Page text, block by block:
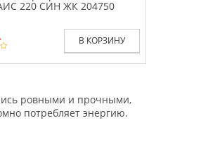
220 СИН ЖК 204750
В КОРЗИНУ
ровными и прочными,
потребляет энергию.